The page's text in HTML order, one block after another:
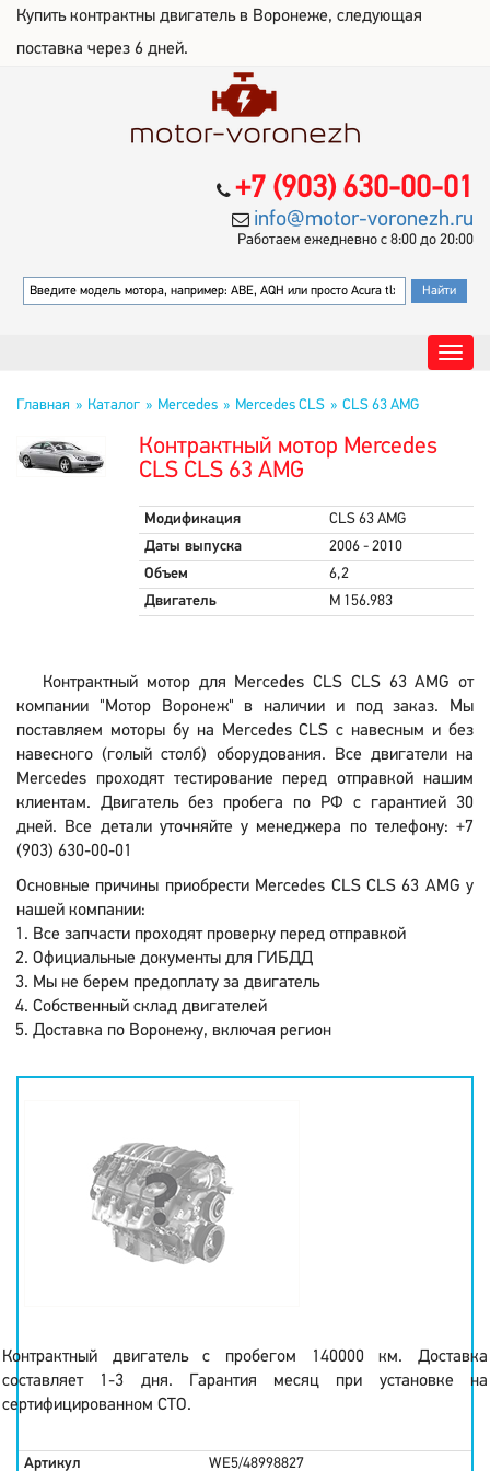
Купить контрактны двигатель в Воронеже, следующая
поставка через 6 дней.
+7 (903) 630-00-01
info@motor-voronezh.ru
Работаем ежедневно с 8:00 до 20:00
Главная Каталог Mercedes Mercedes CLS CLS 63 AMG
Контрактный мотор Mercedes
CLS CLS 63 AMG
Модификация
CLS 63 AMG
Даты выпуска
2006 - 2010
Объем
6,2
Двигатель
M 156.983
Контрактный мотор для Mercedes CLS CLS 63 AMG от
компании "Мотор Воронеж" в наличии и под заказ. Мы
поставляем моторы бу на Mercedes CLS с навесным и без
навесного (голый столб) оборудования. Все двигатели на
Mercedes проходят тестирование перед отправкой нашим
клиентам. Двигатель без пробега по РФ с гарантией 30
дней. Все детали уточняйте у менеджера по телефону: +7
(903) 630-00-01
Основные причины приобрести Mercedes CLS CLS 63 AMG у
нашей компании:
Все запчасти проходят проверку перед отправкой
Официальные документы для ГИБДД
Мы не берем предоплату за двигатель
Собственный склад двигателей
Доставка по Воронежу, включая регион
Контрактный двигатель с пробегом 140000 км. Доставка
составляет 1-3 дня. Гарантия месяц при установке на
сертифицированном СТО.
Артикул WE5/48998827